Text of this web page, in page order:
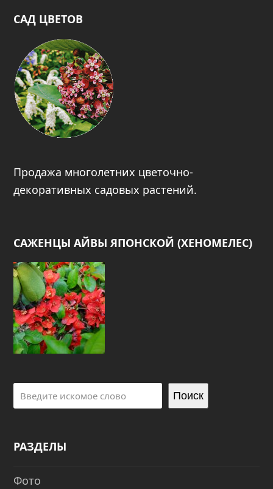
САД ЦВЕТОВ
Продажа многолетних цветочно-
декоративных садовых растений.
САЖЕНЦЫ АЙВЫ ЯПОНСКОЙ (ХЕНОМЕЛЕС)
Поиск
РАЗДЕЛЫ
Фото